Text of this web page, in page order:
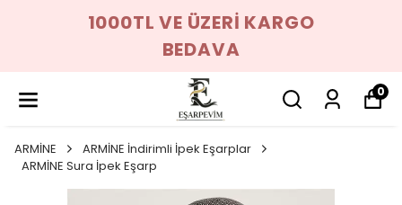
1000TL VE ÜZERİ KARGO
BEDAVA
0
ARMİNE
ARMİNE İndirimli İpek Eşarplar
ARMİNE Sura İpek Eşarp